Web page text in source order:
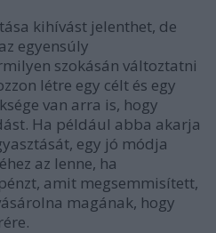
kihívást jelenthet, de
egyensúly
szokásán változtatni
létre egy célt és egy
van arra is, hogy
Ha például abba akarja
egy jó módja
az lenne, ha
amit megsemmisített,
magának, hogy